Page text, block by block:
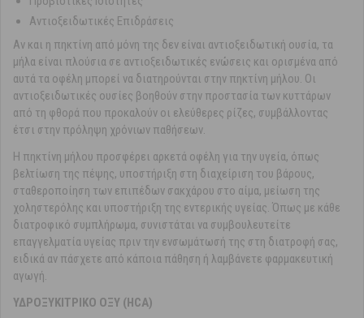
Αντιοξειδωτικές Επιδράσεις
Αν και η πηκτίνη από μόνη της δεν είναι αντιοξειδωτική ουσία, τα
μήλα είναι πλούσια σε αντιοξειδωτικές ενώσεις και ορισμένα από
αυτά τα οφέλη μπορεί να διατηρούνται στην πηκτίνη μήλου. Οι
αντιοξειδωτικές ουσίες βοηθούν στην προστασία των κυττάρων
από τη φθορά που προκαλούν οι ελεύθερες ρίζες, συμβάλλοντας
έτσι στην πρόληψη χρόνιων παθήσεων.
Η πηκτίνη μήλου προσφέρει αρκετά οφέλη για την υγεία, όπως
βελτίωση της πέψης, υποστήριξη στη διαχείριση του βάρους,
σταθεροποίηση των επιπέδων σακχάρου στο αίμα, μείωση της
χοληστερόλης και υποστήριξη της εντερικής υγείας. Όπως με κάθε
διατροφικό συμπλήρωμα, συνιστάται να συμβουλευτείτε
επαγγελματία υγείας πριν την ενσωμάτωσή της στη διατροφή σας,
ειδικά αν πάσχετε από κάποια πάθηση ή λαμβάνετε φαρμακευτική
αγωγή.
ΥΔΡΟΞΥΚΙΤΡΙΚΟ ΟΞΥ (HCA)